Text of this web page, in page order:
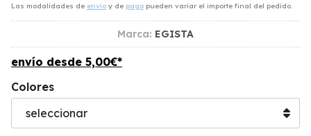
Las modalidades de envío y de pago pueden variar el importe final del pedido.
Marca: EGISTA
envío desde 5,00€*
Colores